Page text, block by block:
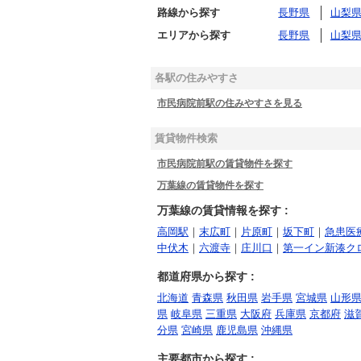
路線から探す 長野県
山梨県
エリアから探す
長野県 山梨県
各駅の住みやすさ
市民病院前駅の住みやすさを見る
賃貸物件検索
市民病院前駅の賃貸物件を探す
万葉線の賃貸物件を探す
万葉線の賃貸情報を探す :
高岡駅 ｜ 末広町 ｜ 片原町 ｜ 坂下町 ｜ 急患医
中伏木 ｜ 六渡寺 ｜ 庄川口 ｜ 第一イン新湊ク
都道府県から探す :
北海道 青森県 秋田県 岩手県 宮城県 山形県
県 岐阜県 三重県 大阪府 兵庫県 京都府 滋
分県 宮崎県 鹿児島県 沖縄県